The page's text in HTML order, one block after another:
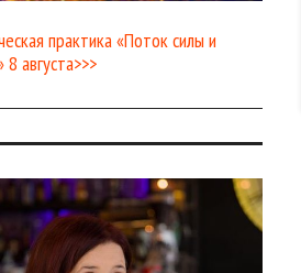
практика «Поток силы и
8 августа>>>